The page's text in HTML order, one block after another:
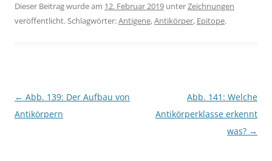
Dieser Beitrag wurde am 12. Februar 2019 unterZeichnungen
veröffentlicht. Schlagwörter:Antigene,Antikörper, Epitope.
Beitragsnavigation
← Abb. 139: Der Aufbau von
Antikörpern
Abb. 141: Welche
Antikörperklasse erkennt
was? →